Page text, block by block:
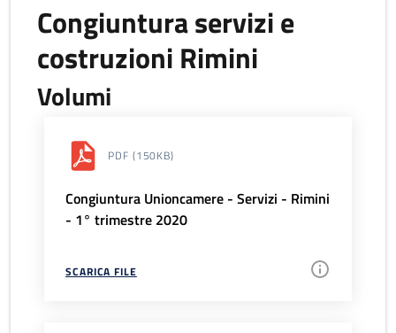
Congiuntura servizi e
costruzioni Rimini
Volumi
PDF (150KB)
Congiuntura Unioncamere - Servizi - Rimini
- 1° trimestre 2020
SCARICA FILE